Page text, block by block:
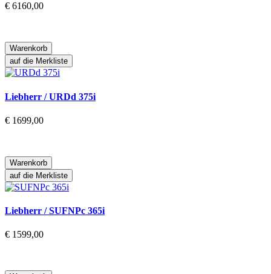
€ 6160,00
Warenkorb
auf die Merkliste
Liebherr / URDd 375i
€ 1699,00
Warenkorb
auf die Merkliste
Liebherr / SUFNPc 365i
€ 1599,00